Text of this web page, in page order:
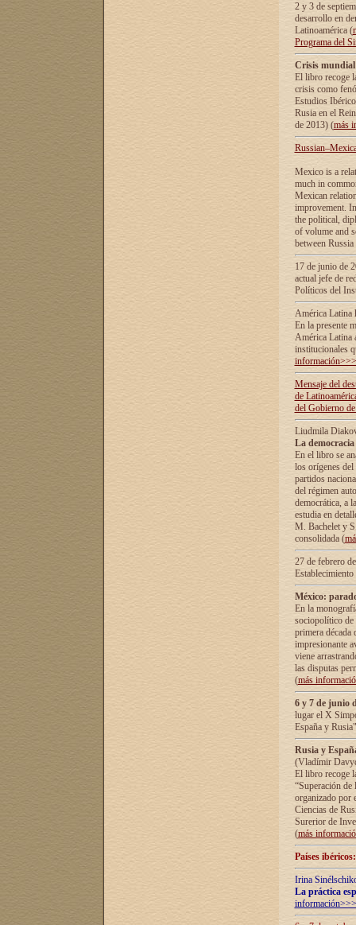
2 y 3 de
desarrollo en
Latinoamérica (
Programa del
Crisis
El libro recoge
crisis como
Estudios
Rusia en el
de 2013) (más
Mexico is a
much in
Mexican
improvement.
the political,
of volume and
between
17 de junio de
actual jefe de
Políticos del
América Latina
En la presente
América Latina
institucionales
información>>>
Mensaje del
de
del Gobierno
Liudmila
La
En el libro se
los orígenes
partidos
del régimen
democrática, а
estudia en
М. Bachelet у
consolidada (
27 de febrero
México:
En la
sociopolítico de
primera década
impresionante
viene
las disputas
(más
6 y 7 de junio
lugar el X
España y
Rusia y
(Vladímir
El libro recoge
“Superación
organizado por
Ciencias de
Surerior de
(más
Países
Irina
La práctica
información>>>